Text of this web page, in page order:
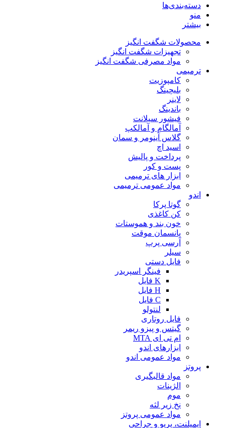
دسته‌بندی‌ها
منو
بیشتر
محصولات شگفت انگیز
تجهیزات شگفت انگیز
مواد مصرفی شگفت انگیز
ترمیمی
کامپوزیت
بلیچینگ
لاینر
باندینگ
فیشور سیلانت
آمالگام و آمالکپ
گلاس آینومر و سمان
اسید اچ
پرداخت و پالیش
پست و کور
ابزار های ترمیمی
مواد عمومی ترمیمی
اندو
گوتا پرکا
کن کاغذی
خون بند و هموستات
پانسمان موقت
آرسی پرپ
سیلر
فایل دستی
فینگر اسپریدر
K فایل
H فایل
C فایل
لنتولو
فایل روتاری
گیتس و پیزو ریمر
ام تی ای MTA
ابزارهای اندو
مواد عمومی اندو
پروتز
مواد قالبگیری
الژینات
موم
نخ زیر لثه
مواد عمومی پروتز
ایمپلنت، پریو و جراحی